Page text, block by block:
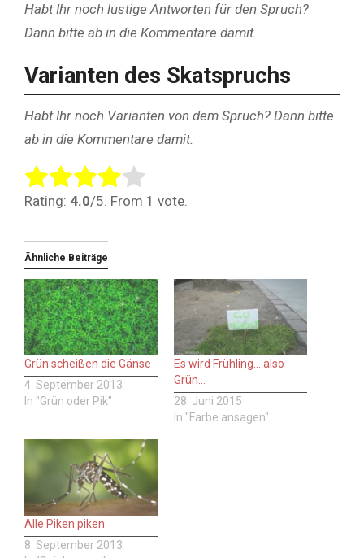
Habt Ihr noch lustige Antworten für den Spruch?
Dann bitte ab in die Kommentare damit.
Varianten des Skatspruchs
Habt Ihr noch Varianten von dem Spruch? Dann bitte
ab in die Kommentare damit.
Rate this item:
Submit Rating
Rating: 4.0/5. From 1 vote.
Ähnliche Beiträge
Grün scheißen die Gänse
4. September 2013
In "Grün oder Pik"
Es wird Frühling… also
Grün…
28. Juni 2015
In "Farbe ansagen"
Alle Piken piken
8. September 2013